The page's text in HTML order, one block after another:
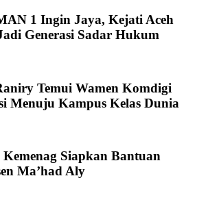
1 Ingin Jaya, Kejati Aceh
Generasi Sadar Hukum
Temui Wamen Komdigi
Menuju Kampus Kelas Dunia
Siapkan Bantuan
Ma’had Aly